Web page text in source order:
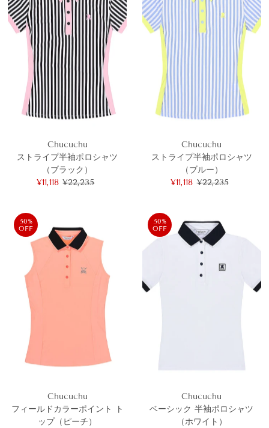
Chucuchu
ストライプ半袖ポロシャツ
（ブラック）
セ
価
格
¥11,118 通
¥22,235
Chucuchu
ストライプ半袖ポロシャツ
（ブルー）
セ
価
格
¥11,118 通
格
¥22,235
50%
OFF
Chucuchu
フィールドカラーポイント ト
ップ（ピーチ）
50%
OFF
Chucuchu
ベーシック 半袖ポロシャツ
（ホワイト）